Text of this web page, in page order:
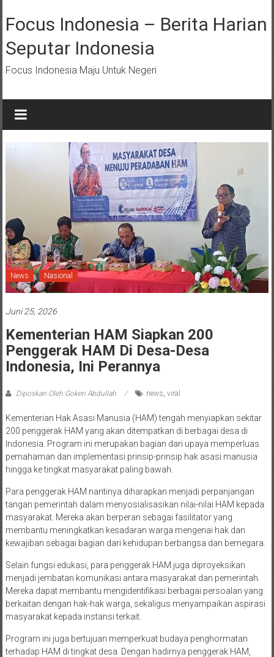
ke
konten
Focus Indonesia – Berita Harian
Seputar Indonesia
Focus Indonesia Maju Untuk Negeri
News Nasional
Juni 25, 2026
Kementerian HAM Siapkan 200
Penggerak HAM Di Desa-Desa
Indonesia, Ini Perannya
Diposkan Oleh:Goken Abdullah news, viral
Kementerian Hak Asasi Manusia (HAM) tengah menyiapkan sekitar
200 penggerak HAM yang akan ditempatkan di berbagai desa di
Indonesia. Program ini merupakan bagian dari upaya memperluas
pemahaman dan implementasi prinsip-prinsip hak asasi manusia
hingga ke tingkat masyarakat paling bawah.
Para penggerak HAM nantinya diharapkan menjadi perpanjangan
tangan pemerintah dalam menyosialisasikan nilai-nilai HAM kepada
masyarakat. Mereka akan berperan sebagai fasilitator yang
membantu meningkatkan kesadaran warga mengenai hak dan
kewajiban sebagai bagian dari kehidupan berbangsa dan bernegara.
Selain fungsi edukasi, para penggerak HAM juga diproyeksikan
menjadi jembatan komunikasi antara masyarakat dan pemerintah.
Mereka dapat membantu mengidentifikasi berbagai persoalan yang
berkaitan dengan hak-hak warga, sekaligus menyampaikan aspirasi
masyarakat kepada instansi terkait.
Program ini juga bertujuan memperkuat budaya penghormatan
terhadap HAM di tingkat desa. Dengan hadirnya penggerak HAM,